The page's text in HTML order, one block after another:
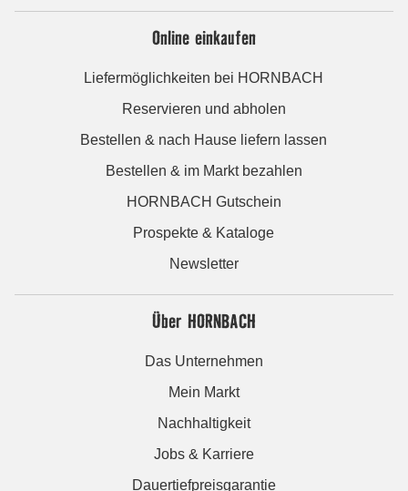
Online einkaufen
Liefermöglichkeiten bei HORNBACH
Reservieren und abholen
Bestellen & nach Hause liefern lassen
Bestellen & im Markt bezahlen
HORNBACH Gutschein
Prospekte & Kataloge
Newsletter
Über HORNBACH
Das Unternehmen
Mein Markt
Nachhaltigkeit
Jobs & Karriere
Dauertiefpreisgarantie